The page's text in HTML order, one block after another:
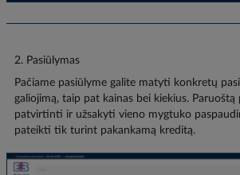
2. Pasiūlymas
Pačiame pasiūlyme galite matyti konkretų
galiojimą, taip pat kainas bei kiekius. Paruoštą
patvirtinti ir užsakyti vieno mygtuko
pateikti tik turint pakankamą kreditą.